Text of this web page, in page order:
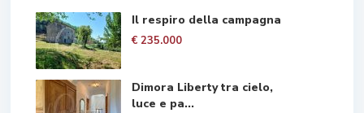
Il respiro della campagna
€ 235.000
Dimora Liberty tra cielo,
luce e pa...